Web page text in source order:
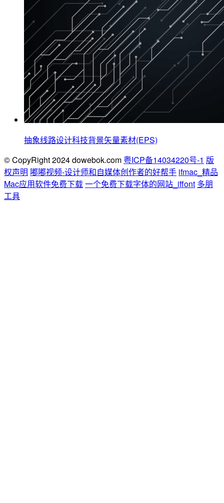
抽象线路设计科技背景矢量素材(EPS)
© CopyRight 2024 dowebok.com 粤ICP备14034220号-1 版
权声明 嘟嘟视频-设计师和自媒体创作者的好帮手 ifmac_精品
Mac应用软件免费下载一个免费下载字体的网站_iffont 多朋
工具